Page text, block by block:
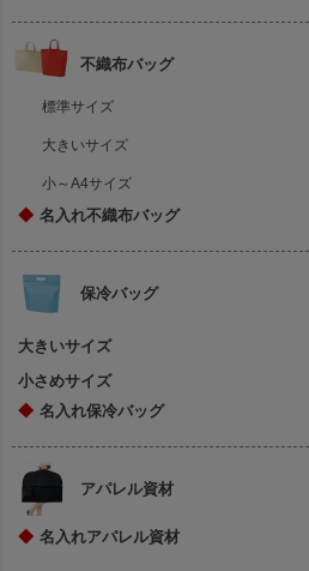
不織布バッグ
標準サイズ
大きいサイズ
小～A4サイズ
◆ 名入れ不織布バッグ
保冷バッグ
大きいサイズ
小さめサイズ
◆ 名入れ保冷バッグ
アパレル資材
◆ 名入れアパレル資材